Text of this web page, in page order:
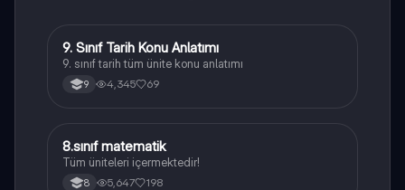
Tarih
9. Sınıf Tarih Konu Anlatımı
9. sınıf tarih tüm ünite konu anlatımı
9 4,345 69
Matematik
8.sınıf matematik
Tüm üniteleri içermektedir!
8 5,647 198